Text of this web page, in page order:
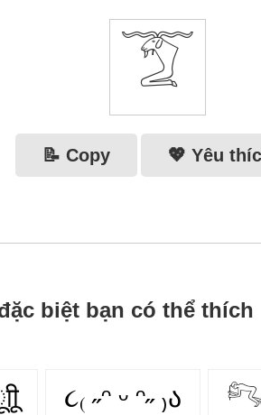
𓄆
📝 Copy 💖 Yêu
biệt bạn có thể thích
૮₍ ˶ᵔ ᵕ ᵔ˶ ₎ა